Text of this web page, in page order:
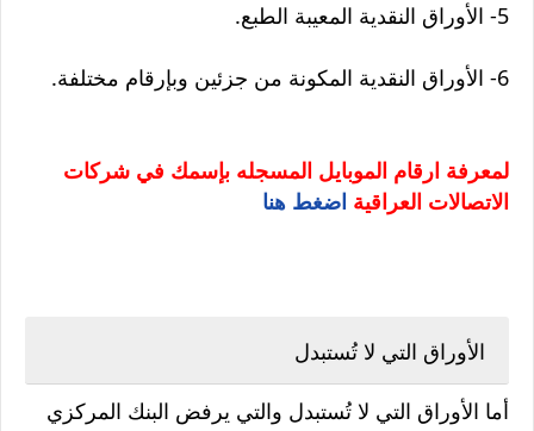
5- الأوراق النقدية المعيبة الطبع.
6- الأوراق النقدية المكونة من جزئين وبإرقام مختلفة.
لمعرفة ارقام الموبايل المسجله بإسمك في شركات
الاتصالات العراقية اضغط هنا
الأوراق التي لا تُستبدل
أما الأوراق التي لا تُستبدل والتي يرفض البنك المركزي